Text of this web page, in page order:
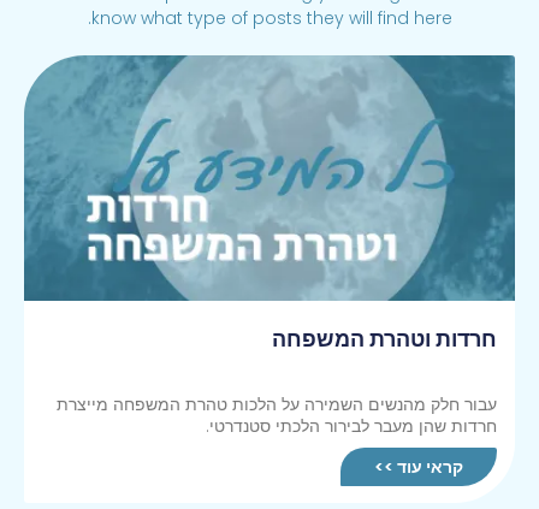
know what type of posts they will find here.
חרדות וטהרת המשפחה
עבור חלק מהנשים השמירה על הלכות טהרת המשפחה מייצרת
חרדות שהן מעבר לבירור הלכתי סטנדרטי.
קראי עוד >>